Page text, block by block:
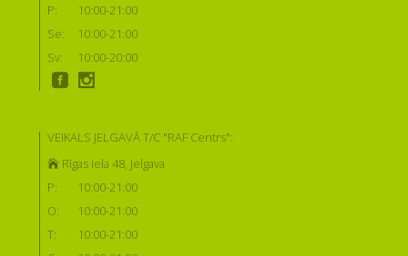
P:
10:00-21:00
Se:
10:00-21:00
Sv:
10:00-20:00
VEIKALS JELGAVĀ T/C "RAF Centrs":
Rīgas iela 48, Jelgava
P:
10:00-21:00
O:
10:00-21:00
T:
10:00-21:00